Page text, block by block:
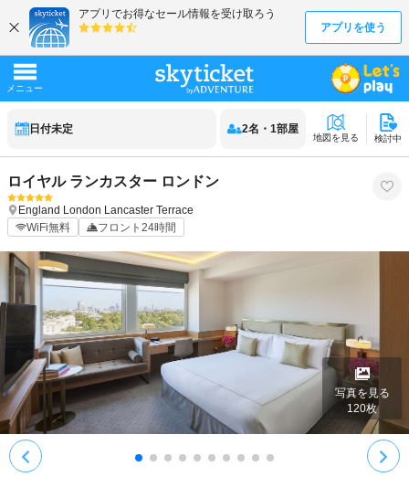
日付未定 2名 ・ 1部屋
地図を見る 検討中
ロイヤル ランカスター ロンドン
England London Lancaster Terrace
WiFi無料
フロント24時間
写真を見る
120枚